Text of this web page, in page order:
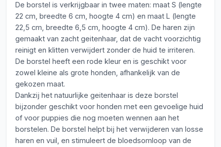
De borstel is verkrijgbaar in twee maten: maat S (lengte
22 cm, breedte 6 cm, hoogte 4 cm) en maat L (lengte
22,5 cm, breedte 6,5 cm, hoogte 4 cm). De haren zijn
gemaakt van zacht geitenhaar, dat de vacht voorzichtig
reinigt en klitten verwijdert zonder de huid te irriteren.
De borstel heeft een rode kleur en is geschikt voor
zowel kleine als grote honden, afhankelijk van de
gekozen maat.
Dankzij het natuurlijke geitenhaar is deze borstel
bijzonder geschikt voor honden met een gevoelige huid
of voor puppies die nog moeten wennen aan het
borstelen. De borstel helpt bij het verwijderen van losse
haren en vuil, en stimuleert de bloedsomloop van de